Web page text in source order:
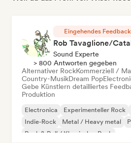
Eingehendes Feedback
Rob Tavaglione/
Sound Experte
> 800 Antworten gegeben
Alternativer RockKommerziell /
Country-MusikDream Pop
Gebe Künstlern detailliertes
Produktion
Electronica Experimenteller Rock
Indie-Rock
Metal / Heavy metal
Rock & Roll / Klassischer Rock